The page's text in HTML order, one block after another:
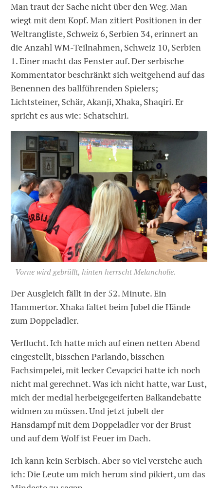
Man traut der Sache nicht über den Weg. Man
wiegt mit dem Kopf. Man zitiert Positionen in der
Weltrangliste, Schweiz 6, Serbien 34, erinnert an
die Anzahl WM-Teilnahmen, Schweiz 10, Serbien
1. Einer macht das Fenster auf. Der serbische
Kommentator beschränkt sich weitgehend auf das
Benennen des ballführenden Spielers;
Lichtsteiner, Schär, Akanji, Xhaka, Shaqiri. Er
spricht es aus wie: Schatschiri.
Vorne wird gebrüllt, hinten herrscht Melancholie.
Der Ausgleich fällt in der 52. Minute. Ein
Hammertor. Xhaka faltet beim Jubel die Hände
zum Doppeladler.
Verflucht. Ich hatte mich auf einen netten Abend
eingestellt, bisschen Parlando, bisschen
Fachsimpelei, mit lecker Cevapcici hatte ich noch
nicht mal gerechnet. Was ich nicht hatte, war Lust,
mich der medial herbeigegeiferten Balkandebatte
widmen zu müssen. Und jetzt jubelt der
Hansdampf mit dem Doppeladler vor der Brust
und auf dem Wolf ist Feuer im Dach.
Ich kann kein Serbisch. Aber so viel verstehe auch
ich: Die Leute um mich herum sind pikiert, um das